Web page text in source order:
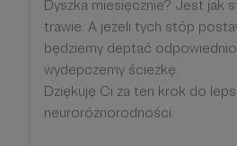
Dyszka miesięcznie? Jest jak
trawie. A jeżeli tych stóp
będziemy deptać
wydepczemy ścieżkę.
Dziękuję Ci za ten krok do
neuroróżnorodności.